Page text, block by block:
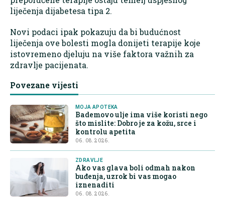
liječenja dijabetesa tipa 2.
Novi podaci ipak pokazuju da bi budućnost
liječenja ove bolesti mogla donijeti terapije koje
istovremeno djeluju na više faktora važnih za
zdravlje pacijenata.
Povezane vijesti
MOJA APOTEKA
Bademovo ulje ima više koristi nego
što mislite: Dobro je za kožu, srce i
kontrolu apetita
06. 08. 2026.
ZDRAVLJE
Ako vas glava boli odmah nakon
buđenja, uzrok bi vas mogao
iznenaditi
06. 08. 2026.